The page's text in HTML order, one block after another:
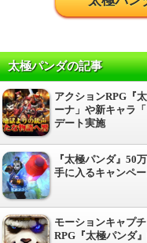
太極パンダの記事
アクションRPG『
ーナ」や新キャラ
デート実施
『太極パンダ』50
手に入るキャンペ
モーションキャプ
RPG『太極パンダ